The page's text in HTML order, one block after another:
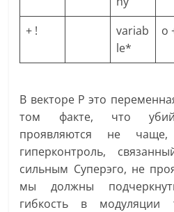
+ !
variab
le*
o
В векторе P это
том факте, что
проявляются не
гиперконтроль,
сильным Суперэго, не
мы должны
гибкость в модуляции